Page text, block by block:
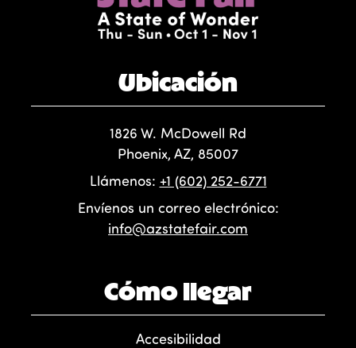
Ubicación
1826 W. McDowell Rd
Phoenix, AZ, 85007
Llámenos: +1 (602) 252-6771
Envíenos un correo electrónico:
info@azstatefair.com
Cómo llegar
Accesibilidad